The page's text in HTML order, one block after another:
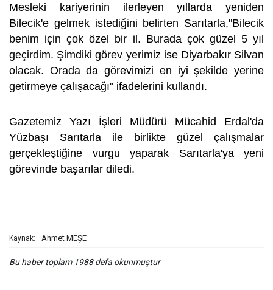
Mesleki kariyerinin ilerleyen yıllarda yeniden
Bilecik'e gelmek istediğini belirten Sarıtarla,"Bilecik
benim için çok özel bir il. Burada çok güzel 5 yıl
geçirdim. Şimdiki görev yerimiz ise Diyarbakır Silvan
olacak. Orada da görevimizi en iyi şekilde yerine
getirmeye çalışacağı" ifadelerini kullandı.
Gazetemiz Yazı İşleri Müdürü Mücahid Erdal'da
Yüzbaşı Sarıtarla ile birlikte güzel çalışmalar
gerçekleştiğine vurgu yaparak Sarıtarla'ya yeni
görevinde başarılar diledi.
Kaynak: Ahmet MEŞE
Bu haber toplam 1988 defa okunmuştur